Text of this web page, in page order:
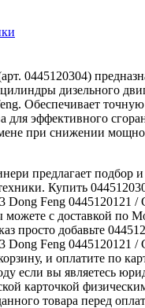
0445120304)
дизельного
Обеспечивает
для эффективного
при снижении
предлагает подбор
Купить
Dong Feng 0445120121 /
с доставкой по
просто добавьте
Dong Feng 0445120121 /
и оплатите по
если вы являетесь
карточкой
товара перед